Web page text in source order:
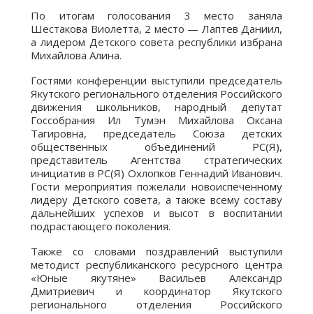
По итогам голосования 3 место заняла
Шестакова Виолетта, 2 место — Лаптев Даниил,
а лидером Детского совета республики избрана
Михайлова Алина.
Гостями конференции выступили председатель
Якутского регионального отделения Российского
движения школьников, народный депутат
Госсобрания Ил Тумэн Михайлова Оксана
Тагировна, председатель Союза детских
общественных объединений РС(Я),
представитель Агентства стратегических
инициатив в РС(Я) Охлопков Геннадий Иванович.
Гости мероприятия пожелали новоиспеченному
лидеру Детского совета, а также всему составу
дальнейших успехов и высот в воспитании
подрастающего поколения.
Также со словами поздравлений выступили
методист республиканского ресурсного центра
«Юные якутяне» Васильев Александр
Дмитриевич и координатор Якутского
регионального отделения Российского